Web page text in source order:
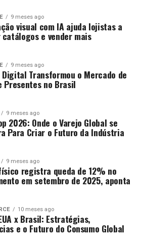
9 meses ago
visual com IA ajuda lojistas a
e vender mais
9 meses ago
Digital Transformou o Mercado de
Presentes no Brasil
9 meses ago
2026: Onde o Varejo Global se
Para Criar o Futuro da Indústria
9 meses ago
registra queda de 12% no
em setembro de 2025, aponta
10 meses ago
x Brasil: Estratégias,
e o Futuro do Consumo Global